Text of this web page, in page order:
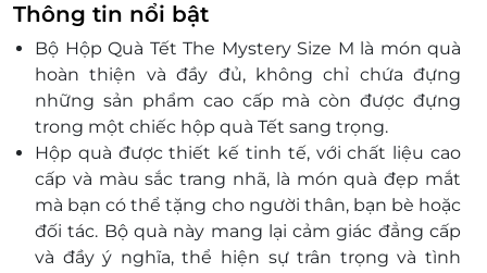
Thông tin nổi bật
Bộ Hộp Quà Tết The Mystery Size M là món quà
hoàn thiện và đầy đủ, không chỉ chứa đựng
những sản phẩm cao cấp mà còn được đựng
trong một chiếc hộp quà Tết sang trọng.
Hộp quà được thiết kế tinh tế, với chất liệu cao
cấp và màu sắc trang nhã, là món quà đẹp mắt
mà bạn có thể tặng cho người thân, bạn bè hoặc
đối tác. Bộ quà này mang lại cảm giác đẳng cấp
và đầy ý nghĩa, thể hiện sự trân trọng và tình